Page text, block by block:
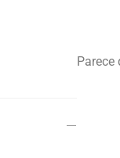
Parece